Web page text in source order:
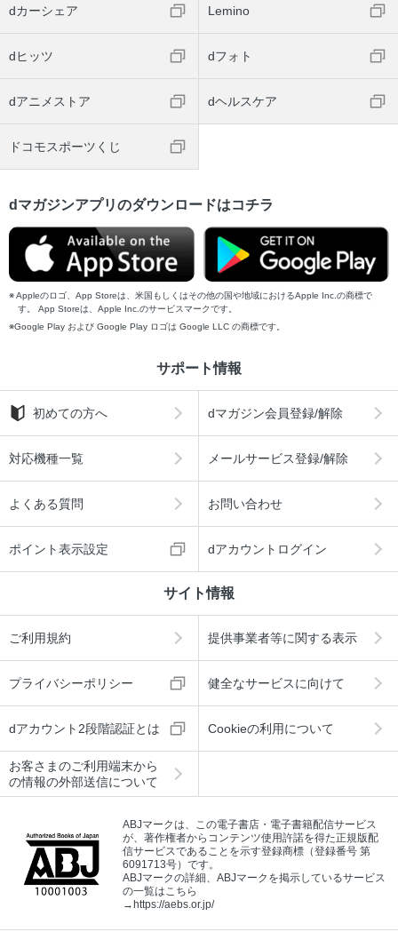
dカーシェア Lemino
dヒッツ dフォト
dアニメストア dヘルスケア
ドコモスポーツくじ
dマガジンアプリのダウンロードはコチラ
Appleのロゴ、App Storeは、米国もしくはその他の国や地域におけるApple Inc.の商標で
す。 App Storeは、Apple Inc.のサービスマークです。
Google Play および Google Play ロゴは Google LLC の商標です。
サポート情報
初めての方へ dマガジン会員登録/解除
対応機種一覧 メールサービス登録/解除
よくある質問 お問い合わせ
ポイント表示設定 dアカウントログイン
サイト情報
ご利用規約 提供事業者等に関する表示
プライバシーポリシー 健全なサービスに向けて
dアカウント2段階認証とは Cookieの利用について
お客さまのご利用端末から
の情報の外部送信について
ABJマークは、この電子書店・電子書籍配信サービス
が、著作権者からコンテンツ使用許諾を得た正規版配
信サービスであることを示す登録商標（登録番号 第
6091713号）です。
ABJマークの詳細、ABJマークを掲示しているサービス
の一覧はこちら
→https://aebs.or.jp/